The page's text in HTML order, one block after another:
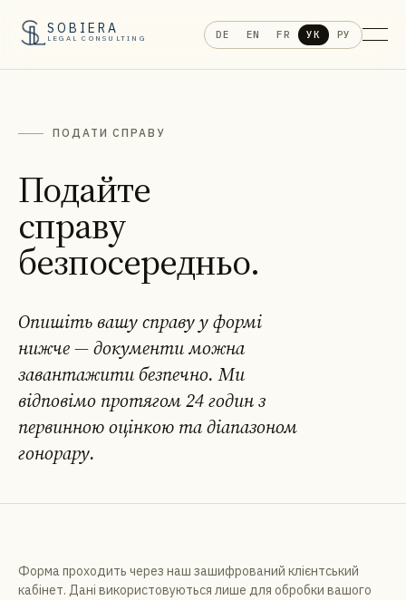
SOBIERA
LEGAL CONSULTING DE EN FR УК РУ
ПОДАТИ СПРАВУ
Подайте
справу
безпосередньо.
Опишіть вашу справу у формі
нижче — документи можна
завантажити безпечно. Ми
відповімо протягом 24 годин з
первинною оцінкою та діапазоном
гонорару.
Форма проходить через наш зашифрований клієнтський
кабінет. Дані використовуються лише для обробки вашого